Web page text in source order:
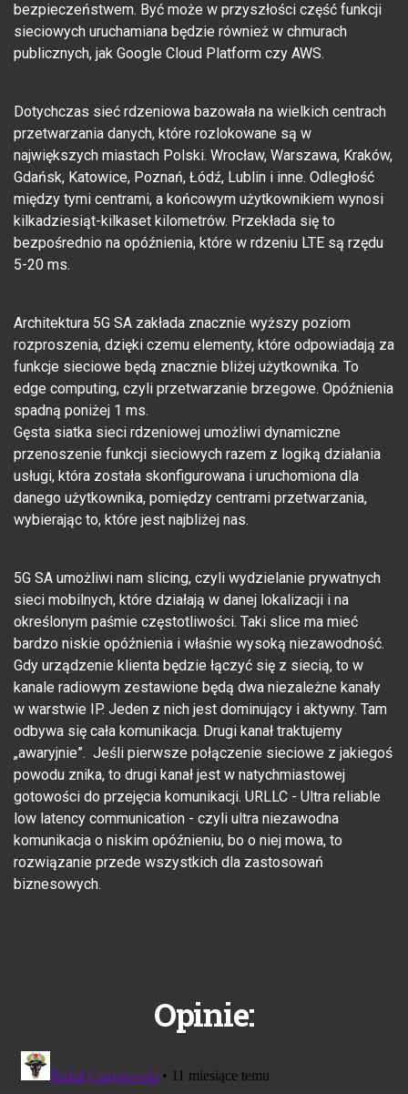
bezpieczeństwem. Być może w przyszłości część funkcji
sieciowych uruchamiana będzie również w chmurach
publicznych, jak Google Cloud Platform czy AWS.
Dotychczas sieć rdzeniowa bazowała na wielkich centrach
przetwarzania danych, które rozlokowane są w
największych miastach Polski. Wrocław, Warszawa, Kraków,
Gdańsk, Katowice, Poznań, Łódź, Lublin i inne. Odległość
między tymi centrami, a końcowym użytkownikiem wynosi
kilkadziesiąt-kilkaset kilometrów. Przekłada się to
bezpośrednio na opóźnienia, które w rdzeniu LTE są rzędu
5-20 ms.
Architektura 5G SA zakłada znacznie wyższy poziom
rozproszenia, dzięki czemu elementy, które odpowiadają za
funkcje sieciowe będą znacznie bliżej użytkownika. To
edge computing, czyli przetwarzanie brzegowe. Opóźnienia
spadną poniżej 1 ms.
Gęsta siatka sieci rdzeniowej umożliwi dynamiczne
przenoszenie funkcji sieciowych razem z logiką działania
usługi, która została skonfigurowana i uruchomiona dla
danego użytkownika, pomiędzy centrami przetwarzania,
wybierając to, które jest najbliżej nas.
5G SA umożliwi nam slicing, czyli wydzielanie prywatnych
sieci mobilnych, które działają w danej lokalizacji i na
określonym paśmie częstotliwości. Taki slice ma mieć
bardzo niskie opóźnienia i właśnie wysoką niezawodność.
Gdy urządzenie klienta będzie łączyć się z siecią, to w
kanale radiowym zestawione będą dwa niezależne kanały
w warstwie IP. Jeden z nich jest dominujący i aktywny. Tam
odbywa się cała komunikacja. Drugi kanał traktujemy
„awaryjnie”. Jeśli pierwsze połączenie sieciowe z jakiegoś
powodu znika, to drugi kanał jest w natychmiastowej
gotowości do przejęcia komunikacji. URLLC - Ultra reliable
low latency communication - czyli ultra niezawodna
komunikacja o niskim opóźnieniu, bo o niej mowa, to
rozwiązanie przede wszystkich dla zastosowań
biznesowych.
Opinie: